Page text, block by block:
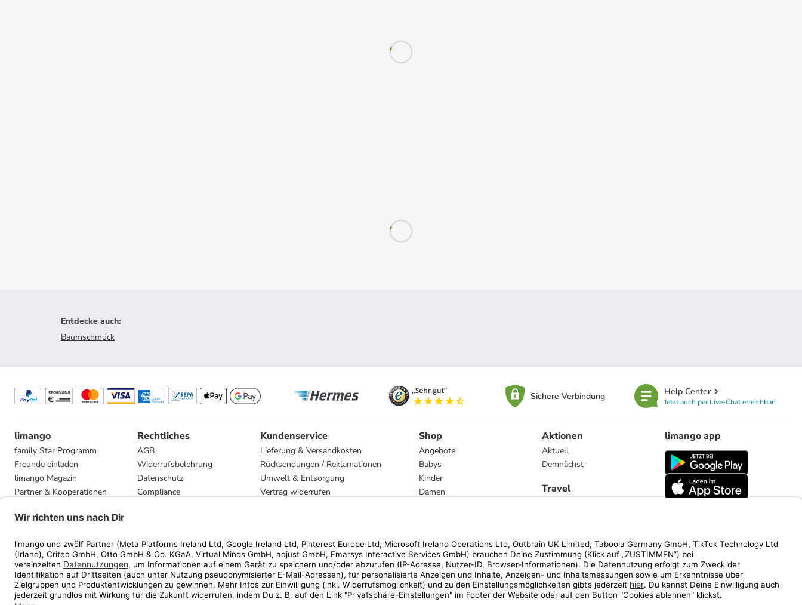
Entdecke auch:
Baumschmuck
Sichere Verbindung Help Center
Jetzt auch per Live-Chat erreichbar!
limango
family Star Programm
Freunde einladen
limango Magazin
Partner & Kooperationen
Presse
Rechtliches
AGB
Widerrufsbelehrung
Datenschutz
Compliance
Kundenservice
Lieferung & Versandkosten
Rücksendungen / Reklamationen
Umwelt & Entsorgung
Vertrag widerrufen
Shop
Angebote
Babys
Kinder
Damen
Marken
Aktionen
Aktuell
Demnächst
Travel
limango app
limango.nl limango.pl